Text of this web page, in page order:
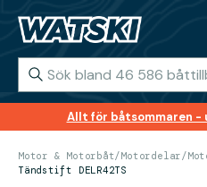
Allt för båtsommaren
Motor & Motorbåt/Motordelar/
Tändstift DELR42TS